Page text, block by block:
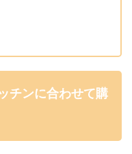
チンに合わせて購